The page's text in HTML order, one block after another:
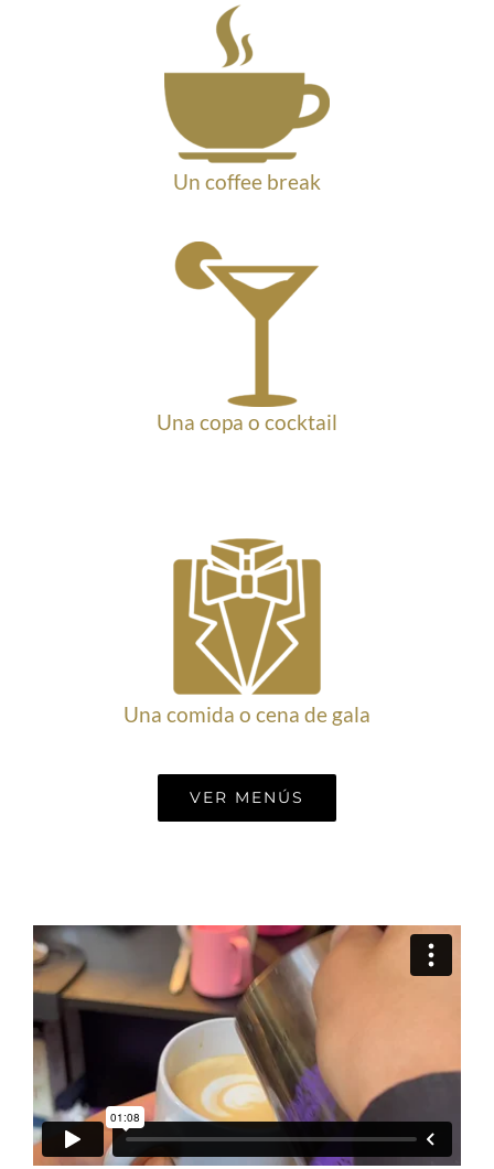
Un coffee break
Una copa o cocktail
Una comida o cena de gala
VER MENÚS